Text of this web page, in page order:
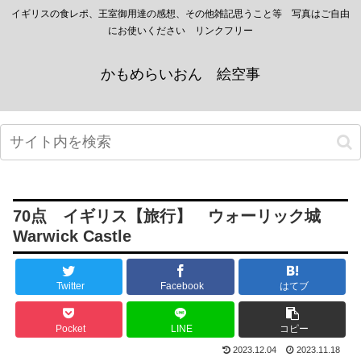
イギリスの食レポ、王室御用達の感想、その他雑記思うこと等 写真はご自由
にお使いください リンクフリー
かもめらいおん 絵空事
70点 イギリス【旅行】 ウォーリック城
Warwick Castle
Twitter Facebook はてブ
Pocket LINE コピー
2023.12.04 2023.11.18